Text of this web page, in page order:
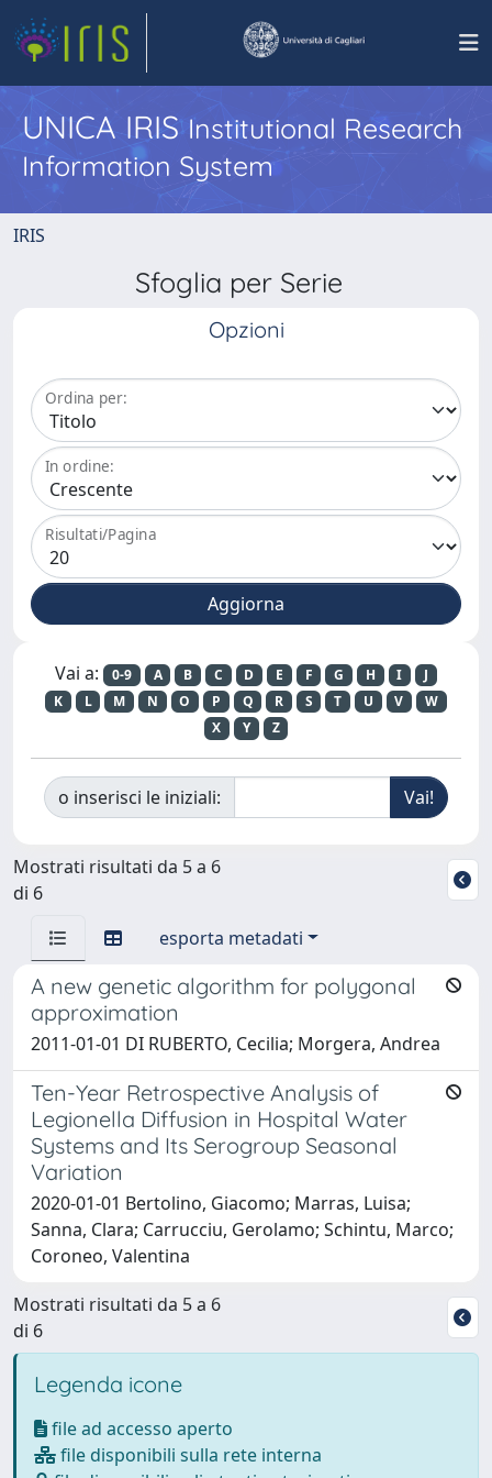
UNICA IRISInstitutional Research
Information System
IRIS
Sfoglia per Serie
Opzioni
Ordina per:
In ordine:
Risultati/Pagina
Vai a: 0-9 A B C D E F G H I
J
K
L M N O P Q R S T U V
W
X
Y Z
o inserisci le iniziali:
Mostrati risultati da 5 a 6
di 6
esporta metadati
A new genetic algorithm for polygonal
approximation
2011-01-01 DI RUBERTO, Cecilia; Morgera, Andrea
Ten-Year Retrospective Analysis of
Legionella Diffusion in Hospital Water
Systems and Its Serogroup Seasonal
Variation
2020-01-01 Bertolino, Giacomo; Marras, Luisa;
Sanna, Clara; Carrucciu, Gerolamo; Schintu, Marco;
Coroneo, Valentina
Mostrati risultati da 5 a 6
di 6
Legenda icone
file ad accesso aperto
file disponibili sulla rete interna